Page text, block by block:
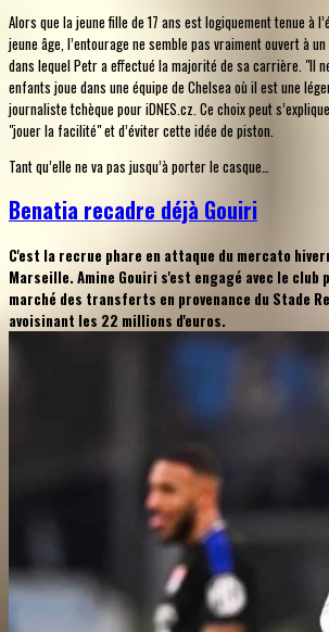
Alors que la jeune fille de 17 ans est logiquement tenue à
jeune âge, l’entourage ne semble pas vraiment ouvert à
dans lequel Petr a effectué la majorité de sa carrière. "Il
enfants joue dans une équipe de Chelsea où il est une
journaliste tchèque pour iDNES.cz. Ce choix peut
"jouer la facilité" et d’éviter cette idée de piston.
Tant qu’elle ne va pas jusqu’à porter le casque…
Benatia recadre déjà Gouiri
C'est la recrue phare en attaque du mercato
Marseille. Amine Gouiri s'est engagé avec le club
marché des transferts en provenance du Stade
avoisinant les 22 millions d'euros.